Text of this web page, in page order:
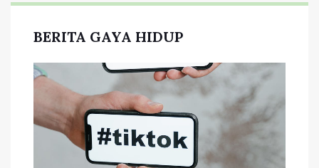
BERITA GAYA HIDUP